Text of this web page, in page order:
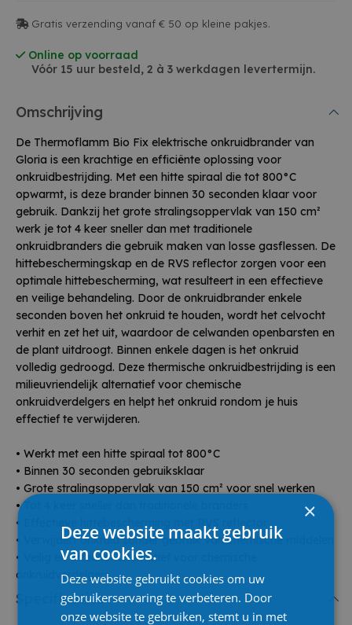
Gratis verzending vanaf € 50 op kleine pakjes.
Online op voorraad
Vóór 15 uur besteld, 2 à 3 werkdagen levertermijn.
Omschrijving
De Thermoflamm Bio Fix elektrische onkruidbrander van
Gloria is een krachtige en efficiënte oplossing voor
onkruidbestrijding. Met een hitte spiraal die tot 800°C
opwarmt, is deze brander binnen 30 seconden klaar voor
gebruik. Dankzij het grote stralingsoppervlak van 150 cm²
werk je tot 4 keer sneller dan met traditionele
onkruidbranders die gebruik maken van losse gasflessen. De
hittebeschermingskap en de RVS reflector zorgen voor een
optimale hittebescherming, wat resulteert in een effectieve
en veilige behandeling. Door de onkruidbrander enkele
seconden boven het onkruid te houden, wordt het celvocht
verhit en zet het uit, waardoor de celwanden openbarsten en
de plant uitdroogt. Binnen enkele dagen is het onkruid
volledig gedroogd. Deze thermische onkruidbestrijding is een
milieuvriendelijk alternatief voor chemische
onkruidverdelgers en helpt het onkruid rondom je huis
effectief te verwijderen.
• Werkt met een hitte spiraal tot 800°C
• Binnen 30 seconden gebruiksklaar
• Grote stralingsoppervlak van 150 cm² voor snel werken
• Tot 4 keer sneller dan traditionele branders
• Effectieve hittebescherming met RVS reflector
• Verwijdert onkruid zonder gebruik van chemische middelen
• Veilig en effectief alternatief voor chemische
onkruidverdelgers
Specificaties
×
Deze website maakt gebruik
van cookies.
Deze website gebruikt cookies om uw
gebruikerservaring te verbeteren. Door
onze website te gebruiken, stemt u in met